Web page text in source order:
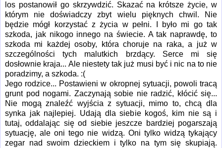
los postanowił go skrzywdzić. Skazać na krótsze życie, w
którym nie doświadczy zbyt wielu pięknych chwil. Nie
będzie mógł korzystać z życia w pełni. I było mi go tak
szkoda, jak nikogo innego na świecie. A tak naprawdę, to
szkoda mi każdej osoby, która choruje na raka, a już w
szczególności tych malutkich brzdący. Serce mi się
dosłownie kraja... Ale niestety tak już musi być i nic na to nie
poradzimy, a szkoda. :(
Jego rodzice... Postawieni w okropnej sytuacji, powoli tracą
grunt pod nogami. Zaczynają sobie nie radzić, kłócić się...
Nie mogą znaleźć wyjścia z sytuacji, mimo to, chcą dla
synka jak najlepiej. Udają dla siebie kogoś, kim nie są i
tutaj, oddalając się od siebie jeszcze bardziej pogarszają
sytuację, ale oni tego nie widzą. Oni tylko widzą tykający
zegar nad swoim dzieckiem i tylko na tym się skupiają.